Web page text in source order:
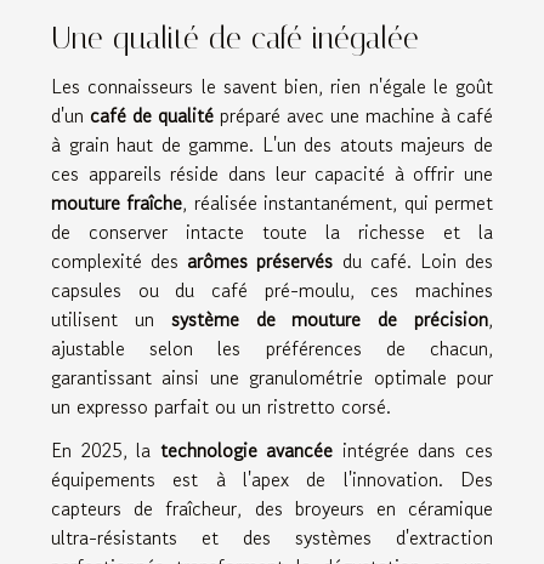
Une qualité de café inégalée
Les connaisseurs le savent bien, rien n'égale le goût
d'un café de qualité préparé avec une machine à café
à grain haut de gamme. L'un des atouts majeurs de
ces appareils réside dans leur capacité à offrir une
mouture fraîche, réalisée instantanément, qui permet
de conserver intacte toute la richesse et la
complexité des arômes préservés du café. Loin des
capsules ou du café pré-moulu, ces machines
utilisent un système de mouture de précision,
ajustable selon les préférences de chacun,
garantissant ainsi une granulométrie optimale pour
un expresso parfait ou un ristretto corsé.
En 2025, la technologie avancée intégrée dans ces
équipements est à l'apex de l'innovation. Des
capteurs de fraîcheur, des broyeurs en céramique
ultra-résistants et des systèmes d'extraction